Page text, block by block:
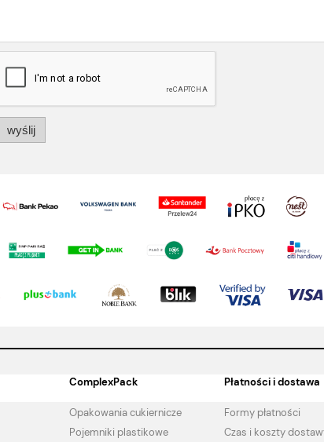
wyślij
ComplexPack
Opakowania cukiernicze
Pojemniki plastikowe
Płatności i dostawa
Formy płatności
Czas i koszty